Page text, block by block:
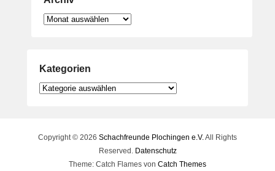
Archiv
Kategorien
Kategorien
Copyright © 2026 Schachfreunde Plochingen e.V. All Rights
Reserved. Datenschutz
Theme: Catch Flames von Catch Themes